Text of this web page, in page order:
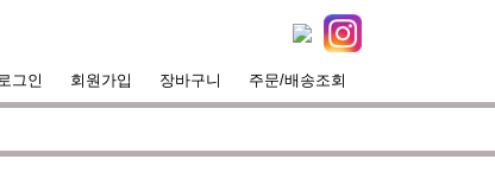
그인 회원가입 장바구니 주문/배송조회